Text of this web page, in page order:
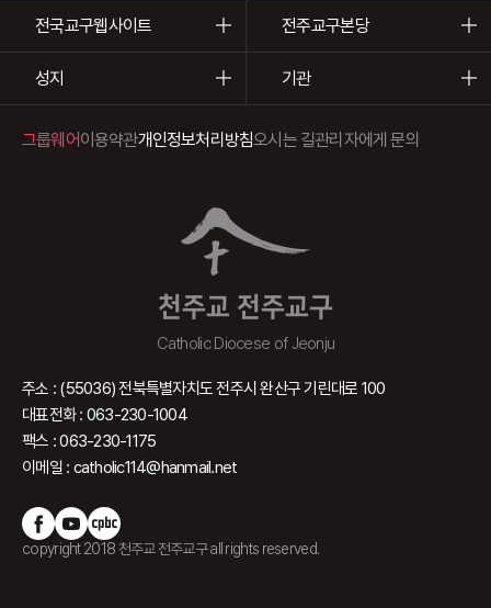
전국교구웹사이트 전주교구본당
성지 기관
천주교 전주교구
Catholic Diocese of Jeonju
그룹웨어이용약관개인정보처리방침오시는 길관리자에게 문의
주소 : (55036) 전북특별자치도 전주시 완산구 기린대로 100
대표전화 : 063-230-1004
팩스 : 063-230-1175
이메일 : catholic114@hanmail.net
copyright 2018 천주교 전주교구 all rights reserved.